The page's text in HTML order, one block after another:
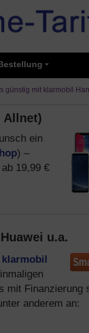
Bestellung
günstig mit klarmobil
Allnet)
ein
) –
19,99 €
u.a.
klarmobil
mit Finanzierung
anderem an: